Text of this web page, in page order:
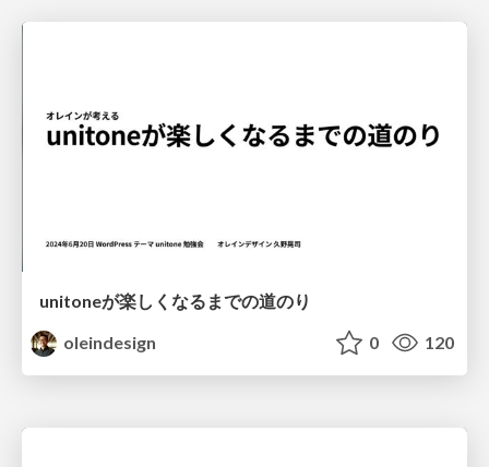
unitoneが楽しくなるまでの道のり
oleindesign
0 120